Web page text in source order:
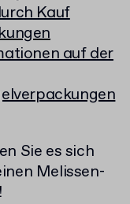
Kauf
auf der
Sie es sich
Melissen-